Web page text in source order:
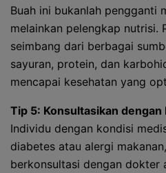
Buah ini bukanlah pengganti
melainkan pelengkap nutrisi.
seimbang dari berbagai
sayuran, protein, dan
mencapai kesehatan yang
Tip 5: Konsultasikan
Individu dengan kondisi
diabetes atau alergi
berkonsultasi dengan dokter